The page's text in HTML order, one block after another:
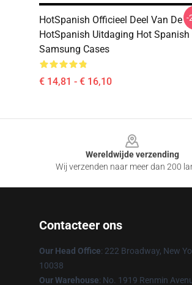
HotSpanish Officieel Deel Van De
HotSpanish Uitdaging Hot Spanish
Samsung Cases
€ 14,81 - € 16,10
-
Wereldwijde verzending
Wij verzenden naar meer dan 200
Contacteer ons
Our Head Office: 222 Broadway, New
10038
Our Warehouse: No. 1919 Renmin